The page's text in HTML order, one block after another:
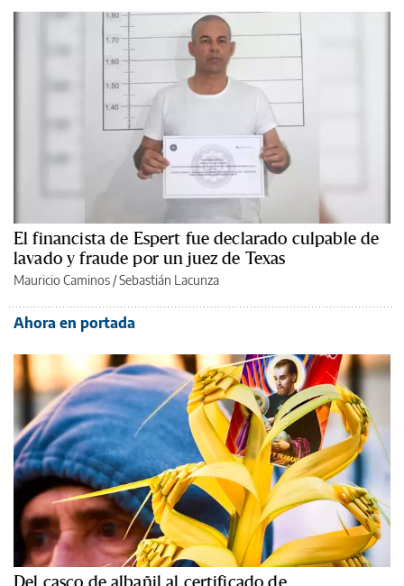
El financista de Espert fue declarado culpable de
lavado y fraude por un juez de Texas
Mauricio Caminos/Sebastián Lacunza
Ahora en portada
Del casco de albañil al certificado de